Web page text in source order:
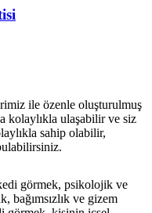
ile özenle oluşturulmuş
kolaylıkla ulaşabilir ve siz
sahip olabilir,
görmek​, psikolojik ve
bağımsızlık ve gizem